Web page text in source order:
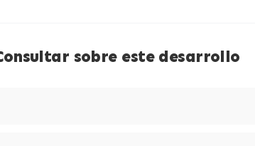
sobre este desarrollo